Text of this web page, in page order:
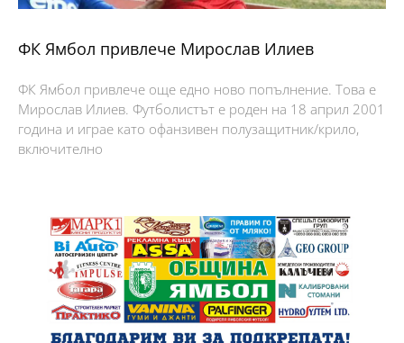
ФК Ямбол привлече Мирослав Илиев
ФК Ямбол привлече още едно ново попълнение. Това е
Мирослав Илиев. Футболистът е роден на 18 април 2001
година и играе като офанзивен полузащитник/крило,
включително